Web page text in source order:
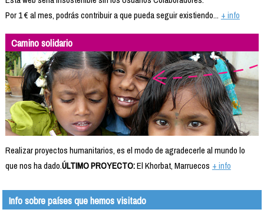
Por 1 € al mes, podrás contribuir a que pueda seguir existiendo... + info
Camino solidario
Realizar proyectos humanitarios, es el modo de agradecerle al mundo lo
que nos ha dado.ÚLTIMO PROYECTO:El Khorbat, Marruecos + info
Info sobre países que hemos visitado